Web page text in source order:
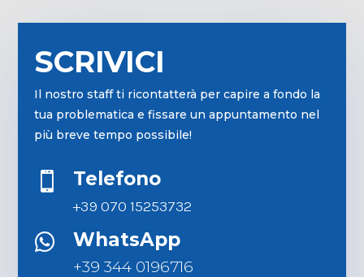
SCRIVICI
Il nostro staff ti ricontatterà per capire a fondo la
tua problematica e fissare un appuntamento nel
più breve tempo possibile!
 Telefono
+39 070 15253732
 WhatsApp
+39 344 0196716